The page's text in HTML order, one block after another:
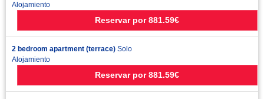
Alojamiento
Reservar por 881.59€
2 bedroom apartment (terrace) Solo
Alojamiento
Reservar por 881.59€